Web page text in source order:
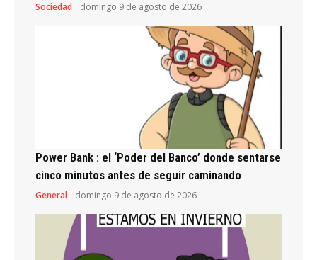
Sociedad domingo 9 de agosto de 2026
Power Bank : el ‘Poder del Banco’ donde sentarse
cinco minutos antes de seguir caminando
General domingo 9 de agosto de 2026